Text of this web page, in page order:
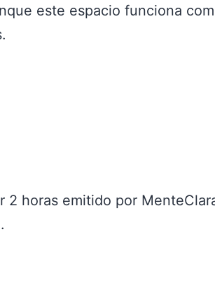
este espacio funciona
horas emitido por